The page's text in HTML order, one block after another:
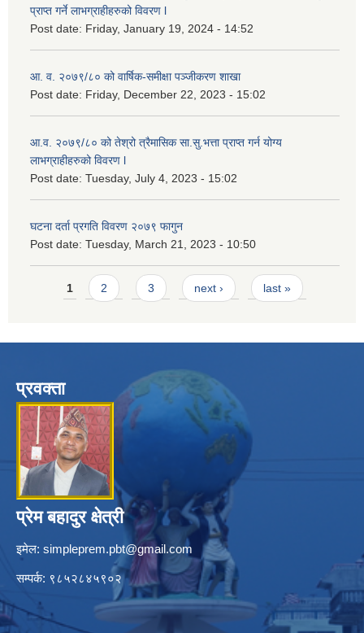
प्राप्त गर्ने लाभग्राहीहरुको विवरण l
Post date: Friday, January 19, 2024 - 14:52
आ. व. २०७९/८० को वार्षिक-समीक्षा पञ्जीकरण शाखा
Post date: Friday, December 22, 2023 - 15:02
आ.व. २०७९/८० को तेश्रो त्रैमासिक सा.सु.भ‍त्ता प्राप्त गर्न योग्य
लाभग्राहीहरुको विवरण l
Post date: Tuesday, July 4, 2023 - 15:02
घटना दर्ता प्रगति विवरण २०७९ फागुन
Post date: Tuesday, March 21, 2023 - 10:50
Pages
1 2 3 next › last »
प्रवक्ता
प्रेम बहादुर क्षेत्री
इमेल: simpleprem.pbt@gmail.com
सम्पर्क: ९८५२८४५९०२